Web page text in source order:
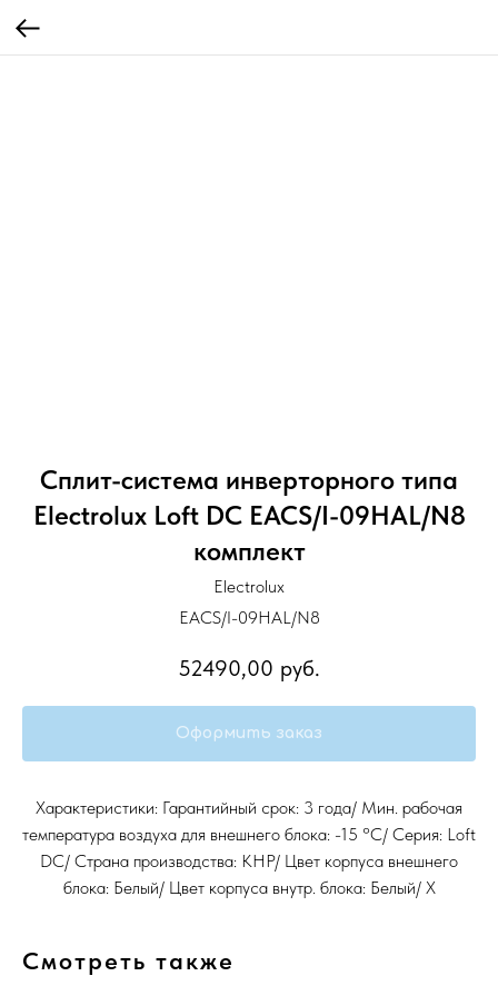
Сплит-система инверторного типа
Electrolux Loft DC EACS/I-09HAL/N8
комплект
Electrolux
EACS/I-09HAL/N8
52490,00 руб.
Оформить заказ
Характеристики: Гарантийный срок: 3 года/ Мин. рабочая
температура воздуха для внешнего блока: -15 °С/ Серия: Loft
DC/ Страна производства: КНР/ Цвет корпуса внешнего
блока: Белый/ Цвет корпуса внутр. блока: Белый/ Х
Смотреть также